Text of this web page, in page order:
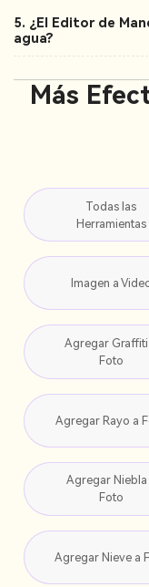
5. ¿El Editor de
agua?
Más
Todas las
Herramientas
Imagen a
Agregar Graffiti
Foto
Agregar Rayo a
Agregar Niebla
Foto
Agregar Nieve a